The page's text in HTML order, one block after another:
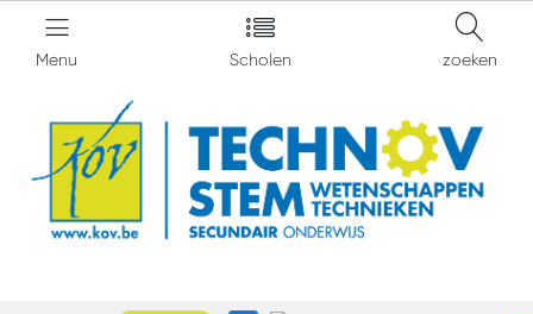
Menu Scholen zoeken